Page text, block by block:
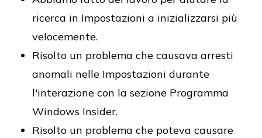
ricerca in Impostazioni a inizializzarsi più
velocemente.
Risolto un problema che causava arresti
anomali nelle Impostazioni durante
l'interazione con la sezione Programma
Windows Insider.
Risolto un problema che poteva causare